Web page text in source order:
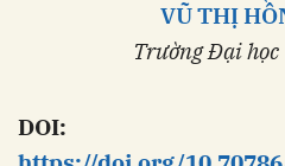
VŨ THỊ
Trường Đại
DOI: